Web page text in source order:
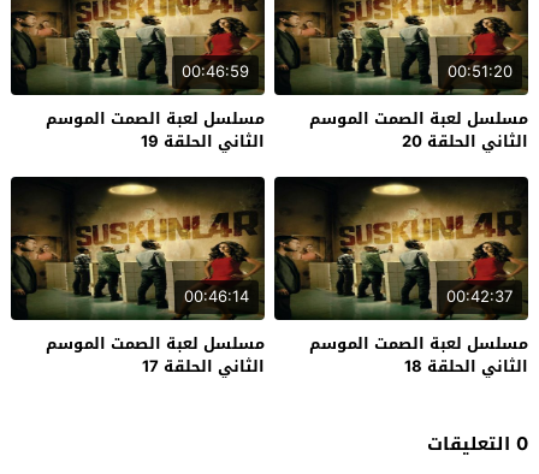
00:51:20
مسلسل لعبة الصمت الموسم
الثاني الحلقة 20
00:46:59
مسلسل لعبة الصمت الموسم
الثاني الحلقة 19
00:42:37
مسلسل لعبة الصمت الموسم
الثاني الحلقة 18
00:46:14
مسلسل لعبة الصمت الموسم
الثاني الحلقة 17
0 التعليقات